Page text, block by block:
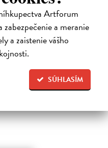
Artforum
zabezpečenie a meranie
a zaistenie vášho
SÚHLASÍM
zaměřením na
provázání práva a
subjektivních pocitů, nýbrž